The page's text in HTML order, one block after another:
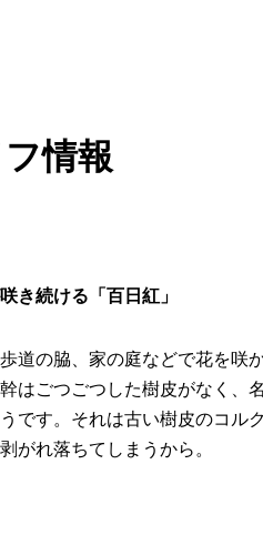
情報
き続ける「百日紅」
道の脇、家の庭などで花を咲
はごつごつした樹皮がなく、
です。それは古い樹皮のコル
がれ落ちてしまうから。